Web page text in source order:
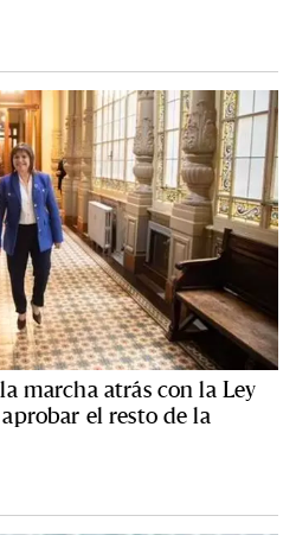
marcha atrás con la Ley
el resto de la